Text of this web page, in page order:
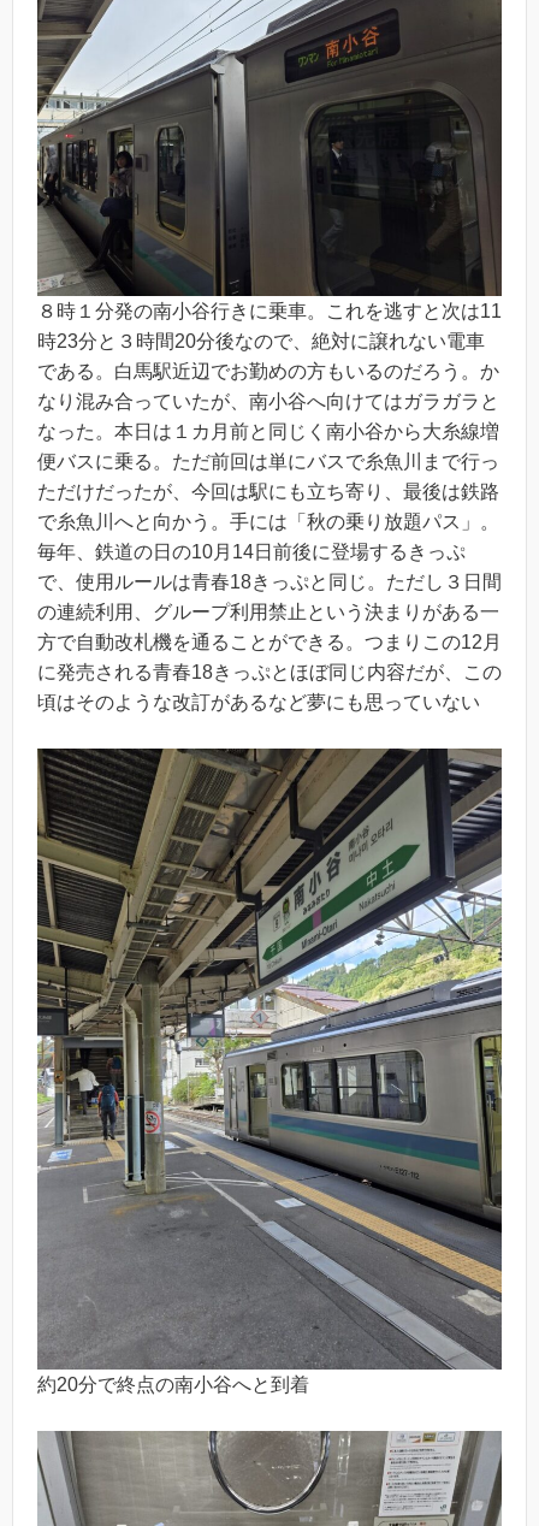
８時１分発の南小谷行きに乗車。これを逃すと次は11
時23分と３時間20分後なので、絶対に譲れない電車
である。白馬駅近辺でお勤めの方もいるのだろう。か
なり混み合っていたが、南小谷へ向けてはガラガラと
なった。本日は１カ月前と同じく南小谷から大糸線増
便バスに乗る。ただ前回は単にバスで糸魚川まで行っ
ただけだったが、今回は駅にも立ち寄り、最後は鉄路
で糸魚川へと向かう。手には「秋の乗り放題パス」。
毎年、鉄道の日の10月14日前後に登場するきっぷ
で、使用ルールは青春18きっぷと同じ。ただし３日間
の連続利用、グループ利用禁止という決まりがある一
方で自動改札機を通ることができる。つまりこの12月
に発売される青春18きっぷとほぼ同じ内容だが、この
頃はそのような改訂があるなど夢にも思っていない
約20分で終点の南小谷へと到着